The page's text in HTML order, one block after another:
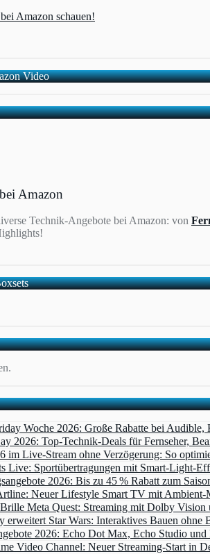
Video
Amazon
Technik-Angebote bei Amazon: von
Woche 2026: Große Rabatte bei
2026: Top-Technik-Deals für Fernseher,
im Live-Stream ohne Verzögerung: So
Live: Sportübertragungen mit
2026: Bis zu 45 % Rabatt zum
Neuer Lifestyle Smart TV mit
Meta Quest: Streaming mit Dolby Vision
erweitert Star Wars: Interaktives Bauen ohne
2026: Echo Dot Max, Echo Studio
Video Channel: Neuer Streaming‑Start in